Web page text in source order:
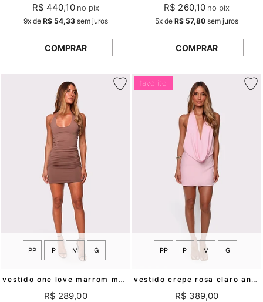
R$ 440,10 no pix
9xde R$ 54,33sem juros
COMPRAR
R$ 260,10 no pix
5x deR$ 57,80 sem juros
COMPRAR
vestido one love marrom mundo lolita
PP P M G
R$ 289,00
favorito
vestido crepe rosa claro ananda mundo lolita
PP P M G
R$ 389,00